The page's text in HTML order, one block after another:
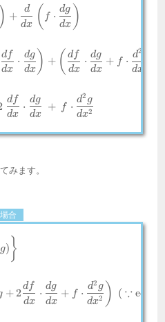
) +
dx
d ( f ⋅
dx
dg )
dx
df
⋅
dx
dg ) + ( dx
df
⋅
dx
dg
+ f ⋅
dx
d2
dx
df
⋅
dx
dg
+ f ⋅
dx2
d2 g
みます。
合
\begin{align*}
g) }
+ 2
dx
df
⋅
dx
dg
+ f ⋅
dx2
d2 g ) ( ∵ eq(6)